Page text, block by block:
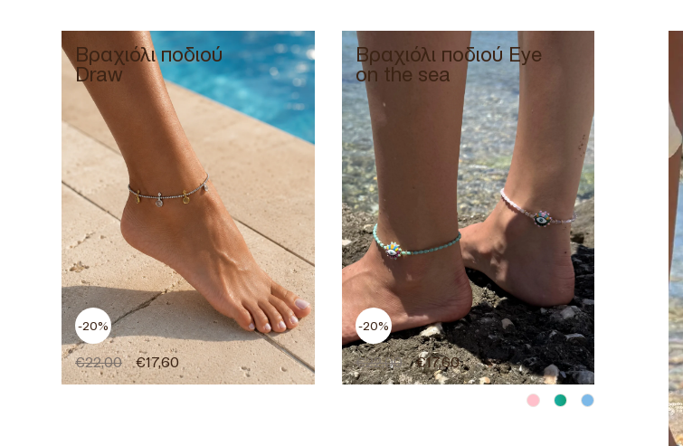
-20%
Βραχιόλι ποδιού
Draw
€22,00 €17,60
-20%
Βραχιόλι ποδιού Eye
on the sea
€22,00 €17,60